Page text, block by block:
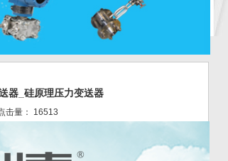
器_硅原理压力变送器
击量： 16513